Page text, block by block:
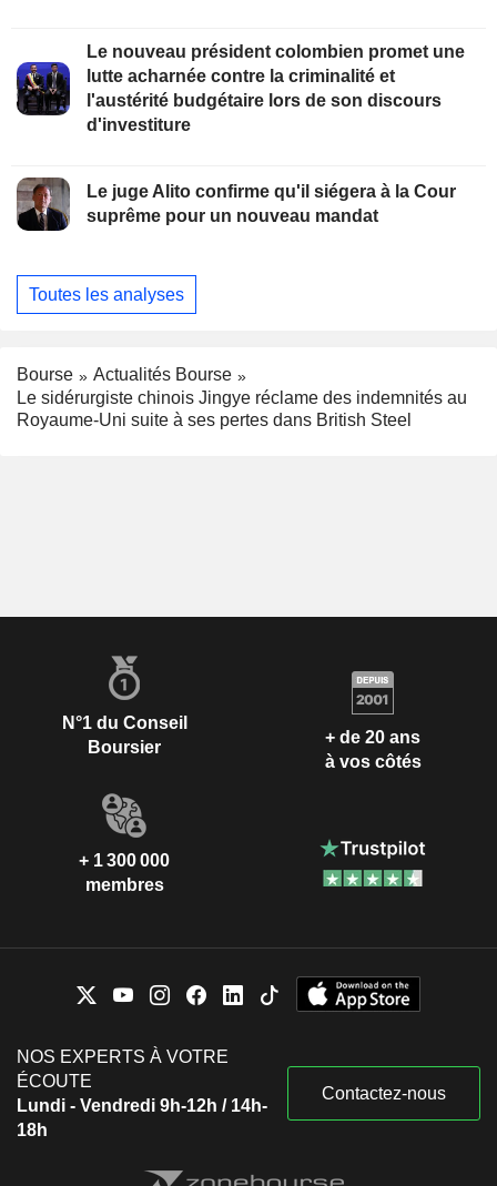
Le nouveau président colombien promet une
lutte acharnée contre la criminalité et
l'austérité budgétaire lors de son discours
d'investiture
Le juge Alito confirme qu'il siégera à la Cour
suprême pour un nouveau mandat
Toutes les analyses
Bourse
Actualités Bourse
Le sidérurgiste chinois Jingye réclame des indemnités au
Royaume-Uni suite à ses pertes dans British Steel
N°1 du Conseil
Boursier
+ de 20 ans
à vos côtés
+ 1 300 000
membres
NOS EXPERTS À VOTRE
ÉCOUTE
Lundi - Vendredi 9h-12h / 14h-
18h
Contactez-nous